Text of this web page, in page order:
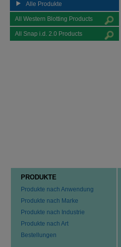
Alle Produkte
All Western Blotting Products
All Snap i.d. 2.0 Products
PRODUKTE
Produkte nach Anwendung
Produkte nach Marke
Produkte nach Industrie
Produkte nach Art
Bestellungen